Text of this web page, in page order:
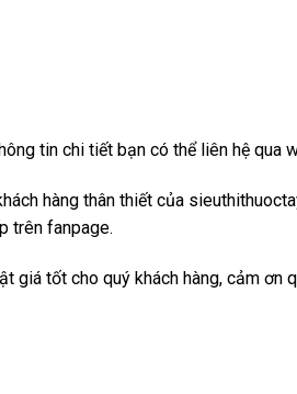
tin chi tiết bạn có thể liên hệ qua
hàng thân thiết của
trên fanpage.
giá tốt cho quý khách hàng, cảm